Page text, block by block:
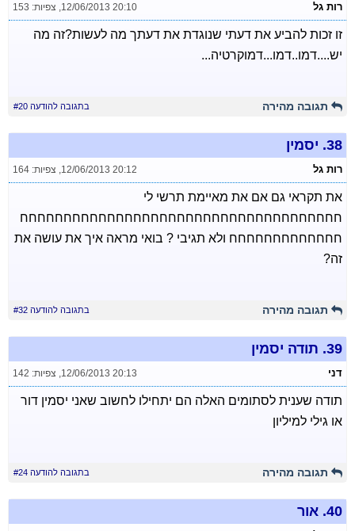
רות גל 12/06/2013 20:10
, צפיות: 153
זו זכות להביע את דעתי שנוגדת את דעתך מה לעשות?זה מה
יש....דמו..דמו...דמוקרטיה...
תגובה מהירה בתגובה להודעה #20
38. יסמין
רות גל 12/06/2013 20:12
, צפיות: 164
את תקראי גם אם את מאיימת תרשי לי
חחחחחחחחחחחחחחחחחחחחחחחחחחחחחחחחחחחחח
חחחחחחחחחחחחח ולא תגיבי ? בואי מראה איך את עושה את
זה?
תגובה מהירה בתגובה להודעה #32
39. תודה יסמין
דני 12/06/2013 20:13
, צפיות: 142
תודה שענית לסתומים האלה הם יתחילו לחשוב שאני יסמין דור
או גילי למיליון
תגובה מהירה בתגובה להודעה #24
40. אור